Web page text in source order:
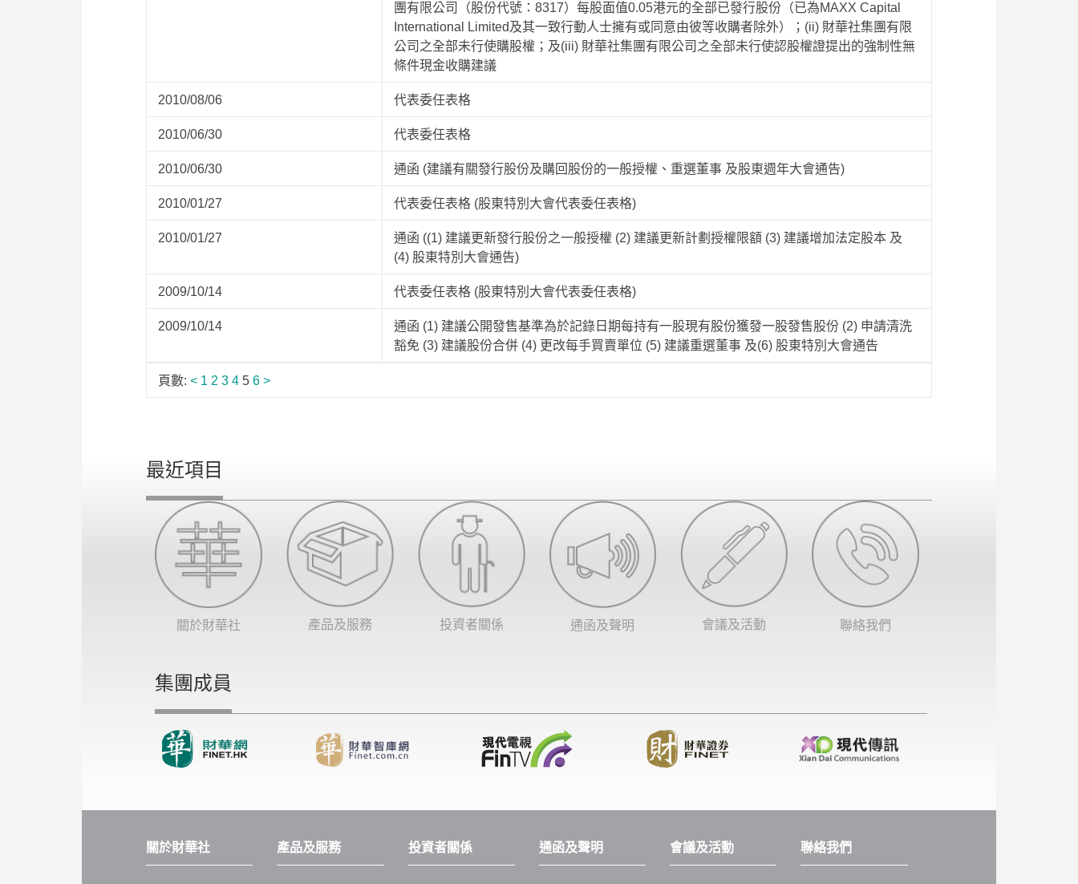
團有限公司（股份代號：8317）每股面值0.05港元的全部已發行股份（已為MAXX Capital
International Limited及其一致行動人士擁有或同意由彼等收購者除外）；(ii) 財華社集團有限
公司之全部未行使購股權；及(iii) 財華社集團有限公司之全部未行使認股權證提出的強制性無
條件現金收購建議
2010/08/06 代表委任表格
2010/06/30 代表委任表格
2010/06/30 通函 (建議有關發行股份及購回股份的一般授權、重選董事 及股東週年大會通告)
2010/01/27 代表委任表格 (股東特別大會代表委任表格)
2010/01/27
通函 ((1) 建議更新發行股份之一般授權 (2) 建議更新計劃授權限額 (3) 建議增加法定股本 及
(4) 股東特別大會通告)
2009/10/14 代表委任表格 (股東特別大會代表委任表格)
2009/10/14
通函 (1) 建議公開發售基準為於記錄日期每持有一股現有股份獲發一股發售股份 (2) 申請清洗
豁免 (3) 建議股份合併 (4) 更改每手買賣單位 (5) 建議重選董事 及(6) 股東特別大會通告
頁數: < 1 2 3 4 5 6 >
最近項目
關於財華社 產品及服務 投資者關係 通函及聲明 會議及活動 聯絡我們
集團成員
關於財華社 產品及服務 投資者關係 通函及聲明 會議及活動 聯絡我們